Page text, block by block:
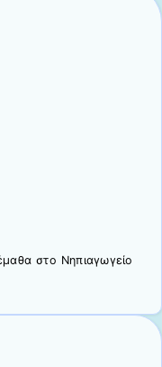
στο Νηπιαγωγείο